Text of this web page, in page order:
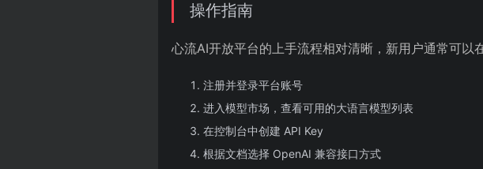
操作指南
心流AI开放平台的上手流程相对清晰，新用户通常可以
注册并登录平台账号
进入模型市场，查看可用的大语言模型列表
在控制台中创建 API Key
根据文档选择 OpenAI 兼容接口方式